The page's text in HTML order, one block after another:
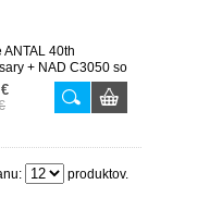
ANTAL 40th
+ NAD C3050 so
produktov.